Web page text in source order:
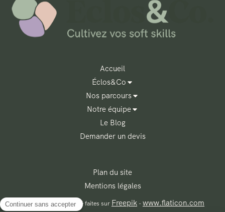
Accueil
Éclos&Co
Nos parcours
Notre équipe
Le Blog
Demander un devis
Plan du site
Mentions légales
Les illustrations ont été faites sur Freepik -www.flaticon.com